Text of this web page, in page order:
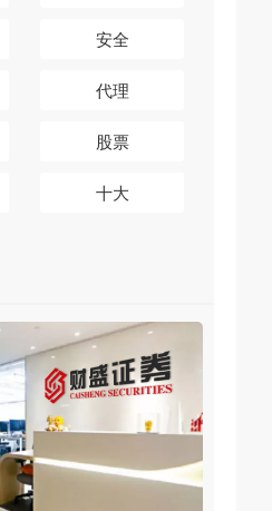
安全
代理
股票
十大